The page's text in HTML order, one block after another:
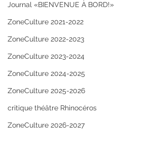
Journal «BIENVENUE À BORD!»
ZoneCulture 2021-2022
ZoneCulture 2022-2023
ZoneCulture 2023-2024
ZoneCulture 2024-2025
ZoneCulture 2025-2026
critique théâtre Rhinocéros
ZoneCulture 2026-2027